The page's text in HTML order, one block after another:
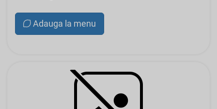
Adauga la menu